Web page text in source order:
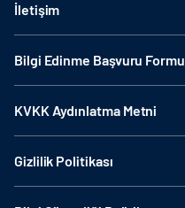
İletişim
Bilgi Edinme Başvuru Formu
KVKK Aydınlatma Metni
Gizlilik Politikası